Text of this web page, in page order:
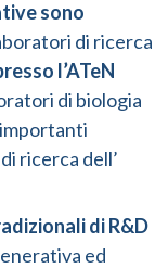
sono
di ricerca
l’ATeN
di biologia
ricerca dell’
di R&D
ed